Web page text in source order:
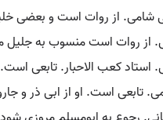
شامی. از روات است و بعضی
از روات است منسوب به جلیل
کعب الاحبار. تابعی
است. او از ابی ذر و